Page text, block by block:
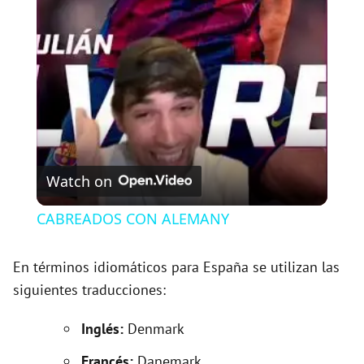
l
a
y
V
i
d
Watch on
CABREADOS CON ALEMANY
En términos idiomáticos para España se utilizan las
siguientes traducciones:
Inglés: Denmark